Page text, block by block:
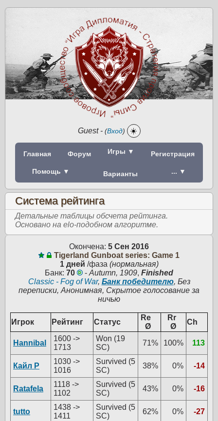
Guest- (Вход) ☀️
Главная Форум Игры ▼ Регистрация
Помощь ▼ Варианты ... ▼
Система рейтинга
Детальные таблицы обсчета рейтинга.
Основано на elo-подобном алгоритме.
Окончена: 5 Сен 2016
Tigerland Gunboat series: Game 1
1 дней /фаза (нормальная)
Банк: 70 - Autumn, 1909, Finished
Classic - Fog of War, Банк победителю, Без
переписки, Анонимная, Скрытое голосование за
ничью
Игрок Рейтинг Статус
Re
Ø
Rr
Ø
Ch
Hannibal
1600 ->
1713
Won (19
SC)
71% 100% 113
Кайл Р
1030 ->
1016
Survived (5
SC)
38% 0% -14
Ratafela
1118 ->
1102
Survived (5
SC)
43% 0% -16
tutto
1438 ->
1411
Survived (5
SC)
62% 0% -27